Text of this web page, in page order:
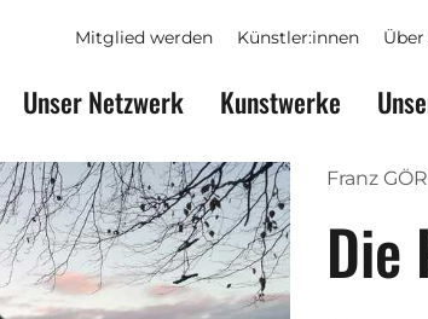
Mitglied werden Künstler:innen
Unser Netzwerk Kunstwerke
Franz
Die